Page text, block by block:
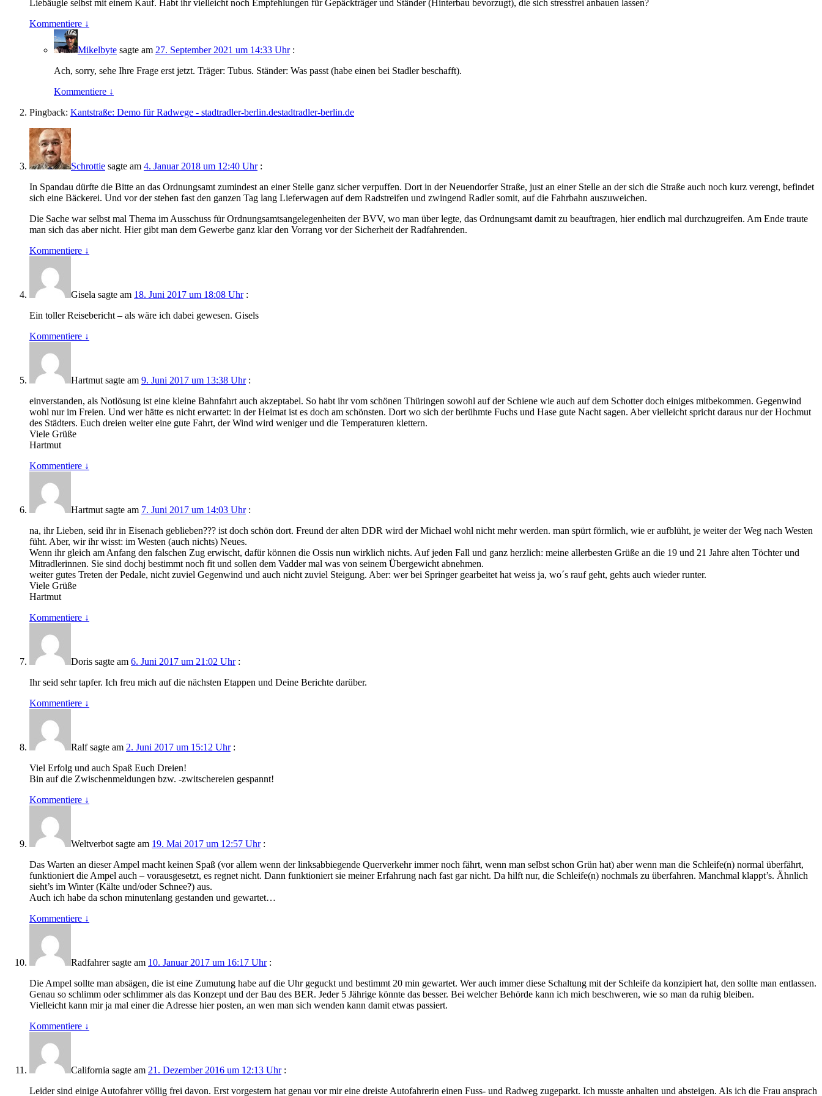
Liebäugle selbst mit einem Kauf. Habt ihr vielleicht noch Empfehlungen für Gepäckträger und Ständer (Hinterbau bevorzugt), die sich stressfrei anbauen lassen?
Kommentiere ↓
Mikelbyte sagte am 27. September 2021 um 14:33 Uhr :
Ach, sorry, sehe Ihre Frage erst jetzt. Träger: Tubus. Ständer: Was passt (habe einen bei Stadler beschafft).
Kommentiere ↓
Pingback: Kantstraße: Demo für Radwege - stadtradler-berlin.destadtradler-berlin.de
Schrottie sagte am 4. Januar 2018 um 12:40 Uhr :
In Spandau dürfte die Bitte an das Ordnungsamt zumindest an einer Stelle ganz sicher verpuffen. Dort in der Neuendorfer Straße, just an einer Stelle an der sich die Straße auch noch kurz verengt, befindet
sich eine Bäckerei. Und vor der stehen fast den ganzen Tag lang Lieferwagen auf dem Radstreifen und zwingend Radler somit, auf die Fahrbahn auszuweichen.
Die Sache war selbst mal Thema im Ausschuss für Ordnungsamtsangelegenheiten der BVV, wo man über legte, das Ordnungsamt damit zu beauftragen, hier endlich mal durchzugreifen. Am Ende traute
man sich das aber nicht. Hier gibt man dem Gewerbe ganz klar den Vorrang vor der Sicherheit der Radfahrenden.
Kommentiere ↓
Gisela sagte am 18. Juni 2017 um 18:08 Uhr :
Ein toller Reisebericht – als wäre ich dabei gewesen. Gisels
Kommentiere ↓
Hartmut sagte am 9. Juni 2017 um 13:38 Uhr :
einverstanden, als Notlösung ist eine kleine Bahnfahrt auch akzeptabel. So habt ihr vom schönen Thüringen sowohl auf der Schiene wie auch auf dem Schotter doch einiges mitbekommen. Gegenwind
wohl nur im Freien. Und wer hätte es nicht erwartet: in der Heimat ist es doch am schönsten. Dort wo sich der berühmte Fuchs und Hase gute Nacht sagen. Aber vielleicht spricht daraus nur der Hochmut
des Städters. Euch dreien weiter eine gute Fahrt, der Wind wird weniger und die Temperaturen klettern.
Viele Grüße
Hartmut
Kommentiere ↓
Hartmut sagte am 7. Juni 2017 um 14:03 Uhr :
na, ihr Lieben, seid ihr in Eisenach geblieben??? ist doch schön dort. Freund der alten DDR wird der Michael wohl nicht mehr werden. man spürt förmlich, wie er aufblüht, je weiter der Weg nach Westen
füht. Aber, wir ihr wisst: im Westen (auch nichts) Neues.
Wenn ihr gleich am Anfang den falschen Zug erwischt, dafür können die Ossis nun wirklich nichts. Auf jeden Fall und ganz herzlich: meine allerbesten Grüße an die 19 und 21 Jahre alten Töchter und
Mitradlerinnen. Sie sind dochj bestimmt noch fit und sollen dem Vadder mal was von seinem Übergewicht abnehmen.
weiter gutes Treten der Pedale, nicht zuviel Gegenwind und auch nicht zuviel Steigung. Aber: wer bei Springer gearbeitet hat weiss ja, wo´s rauf geht, gehts auch wieder runter.
Viele Grüße
Hartmut
Kommentiere ↓
Doris sagte am 6. Juni 2017 um 21:02 Uhr :
Ihr seid sehr tapfer. Ich freu mich auf die nächsten Etappen und Deine Berichte darüber.
Kommentiere ↓
Ralfsagte am 2. Juni 2017 um 15:12 Uhr :
Viel Erfolg und auch Spaß Euch Dreien!
Bin auf die Zwischenmeldungen bzw. -zwitschereien gespannt!
Kommentiere ↓
Weltverbot sagte am 19. Mai 2017 um 12:57 Uhr :
Das Warten an dieser Ampel macht keinen Spaß (vor allem wenn der linksabbiegende Querverkehr immer noch fährt, wenn man selbst schon Grün hat) aber wenn man die Schleife(n) normal überfährt,
funktioniert die Ampel auch – vorausgesetzt, es regnet nicht. Dann funktioniert sie meiner Erfahrung nach fast gar nicht. Da hilft nur, die Schleife(n) nochmals zu überfahren. Manchmal klappt’s. Ähnlich
sieht’s im Winter (Kälte und/oder Schnee?) aus.
Auch ich habe da schon minutenlang gestanden und gewartet…
Kommentiere ↓
Radfahrersagte am 10. Januar 2017 um 16:17 Uhr :
Die Ampel sollte man absägen, die ist eine Zumutung habe auf die Uhr geguckt und bestimmt 20 min gewartet. Wer auch immer diese Schaltung mit der Schleife da konzipiert hat, den sollte man entlassen.
Genau so schlimm oder schlimmer als das Konzept und der Bau des BER. Jeder 5 Jährige könnte das besser. Bei welcher Behörde kann ich mich beschweren, wie so man da ruhig bleiben.
Vielleicht kann mir ja mal einer die Adresse hier posten, an wen man sich wenden kann damit etwas passiert.
Kommentiere ↓
California sagte am 21. Dezember 2016 um 12:13 Uhr :
Leider sind einige Autofahrer völlig frei davon. Erst vorgestern hat genau vor mir eine dreiste Autofahrerin einen Fuss- und Radweg zugeparkt. Ich musste anhalten und absteigen. Als ich die Frau ansprach